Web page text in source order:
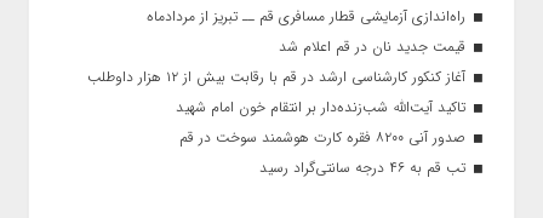
راه‌اندازی آزمایشی قطار مسافری قم ــ تبریز از مردادماه
قیمت جدید نان در قم اعلام شد
آغاز کنکور کارشناسی ارشد در قم با رقابت بیش از ۱۲ هزار داوطلب
تاکید آیت‌الله شب‌زنده‌دار بر انتقام خون امام شهید
صدور آنی ۸۲۰۰ فقره کارت هوشمند سوخت در قم
تب قم به ۴۶ درجه سانتی‌گراد رسید